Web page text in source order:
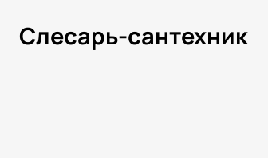
Слесарь-сантехник